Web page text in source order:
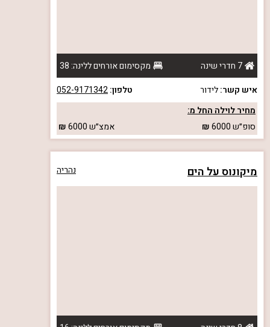
7 חדרי שינה
מקסימום אורחים ללינה: 38
איש קשר:לידור טלפון:052-9171342
מחיר לוילה החל מ:
סופ״ש6000 אמצ״ש6000
מיקונוס על הים נהריה